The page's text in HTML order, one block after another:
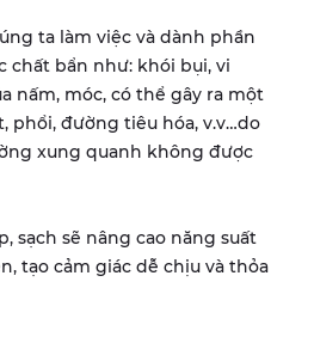
ta làm việc và dành phần
chất bẩn như: khói bụi, vi
nấm, móc, có thể gây ra một
phổi, đường tiêu hóa, v.v…do
xung quanh không được
sạch sẽ nâng cao năng suất
tạo cảm giác dễ chịu và thỏa